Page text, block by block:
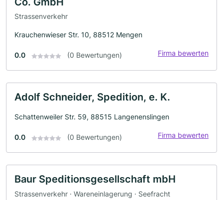
Strassenverkehr
Krauchenwieser Str. 10, 88512 Mengen
0.0 (0 Bewertungen) Firma bewerten
Adolf Schneider, Spedition, e. K.
Schattenweiler Str. 59, 88515 Langenenslingen
0.0 (0 Bewertungen) Firma bewerten
Baur Speditionsgesellschaft mbH
Strassenverkehr · Wareneinlagerung · Seefracht